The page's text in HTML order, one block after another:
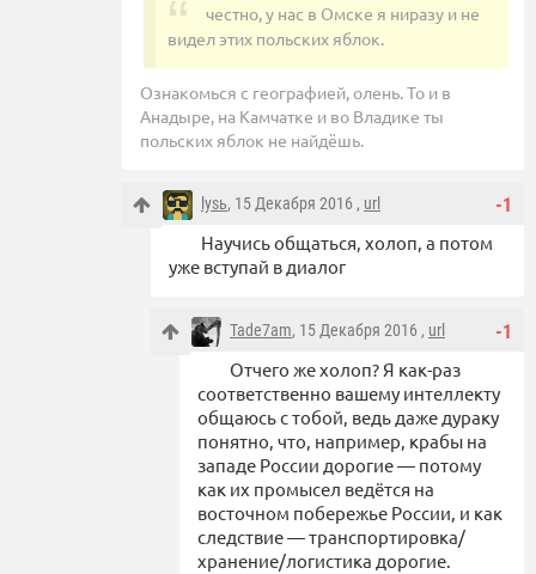
честно, у нас в Омске я ниразу и не
видел этих польских яблок.
Ознакомься с географией, олень. То и в
Анадыре, на Камчатке и во Владике ты
польских яблок не найдёшь.
-1
lysь, 15 Декабря 2016 , url
Научись общаться, холоп, а потом
уже вступай в диалог
-1
Tade7am, 15 Декабря 2016 , url
Отчего же холоп? Я как-раз
соответственно вашему интеллекту
общаюсь с тобой, ведь даже дураку
понятно, что, например, крабы на
западе России дорогие — потому
как их промысел ведётся на
восточном побережье России, и как
следствие — транспортировка/
хранение/логистика дорогие.